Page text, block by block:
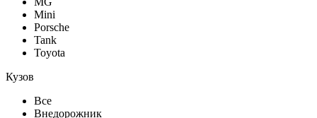
Mini
Porsche
Tank
Toyota
Кузов
Все
Внедорожник